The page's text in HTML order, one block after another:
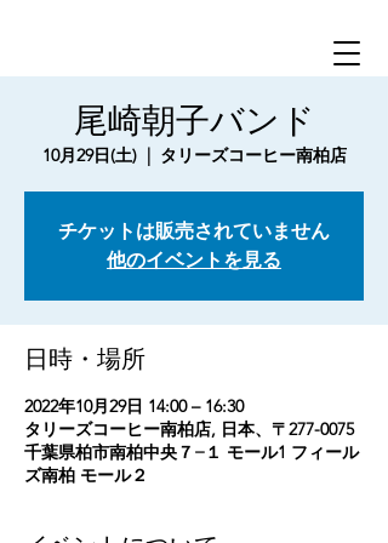
尾崎朝子バンド
10月29日(土)
  |
タリーズコーヒー南柏店
チケットは販売されていません
他のイベントを見る
日時・場所
2022年10月29日 14:00 – 16:30
タリーズコーヒー南柏店, 日本、〒277-0075
千葉県柏市南柏中央７−１ モール1 フィール
ズ南柏 モール２